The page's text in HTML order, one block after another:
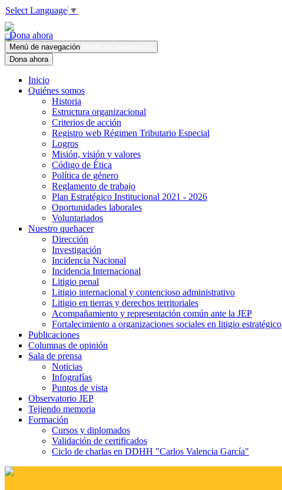
Select Language ▼
Dona ahora
Menú de navegación
Dona ahora
Inicio
Quiénes somos
Historia
Estructura organizacional
Criterios de acción
Registro web Régimen Tributario Especial
Logros
Misión, visión y valores
Código de Ética
Política de género
Reglamento de trabajo
Plan Estratégico Institucional 2021 - 2026
Oportunidades laborales
Voluntariados
Nuestro quehacer
Dirección
Investigación
Incidencia Nacional
Incidencia Internacional
Litigio penal
Litigio internacional y contencioso administrativo
Litigio en tierras y derechos territoriales
Acompañamiento y representación común ante la JEP
Fortalecimiento a organizaciones sociales en litigio estratégico
Publicaciones
Columnas de opinión
Sala de prensa
Noticias
Infografías
Puntos de vista
Observatorio JEP
Tejiendo memoria
Formación
Cursos y diplomados
Validación de certificados
Ciclo de charlas en DDHH "Carlos Valencia García"